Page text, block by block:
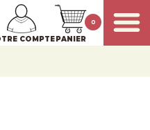
COMPTEPANIER
0